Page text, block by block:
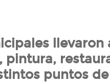
llevaron
pintura,
puntos de